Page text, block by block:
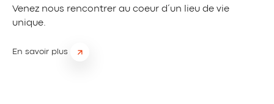
Venez nous rencontrer au coeur d’un lieu de vie
unique.
En savoir plus